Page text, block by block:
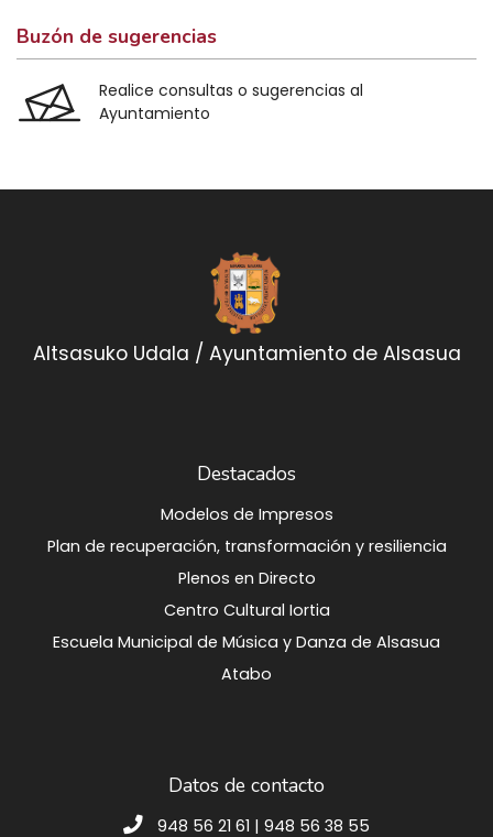
Buzón de sugerencias
Realice consultas o sugerencias al
Ayuntamiento
Altsasuko Udala / Ayuntamiento de Alsasua
Destacados
Modelos de Impresos
Plan de recuperación, transformación y resiliencia
Plenos en Directo
Centro Cultural Iortia
Escuela Municipal de Música y Danza de Alsasua
Atabo
Datos de contacto
948 56 21 61 | 948 56 38 55